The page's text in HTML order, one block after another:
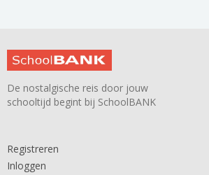
De nostalgische reis door jouw
schooltijd begint bij SchoolBANK
Registreren
Inloggen